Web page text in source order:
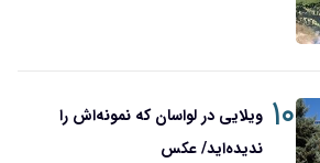
۱۰ ویلایی در لواسان که نمونه‌اش را
ندیده‌اید/ عکس